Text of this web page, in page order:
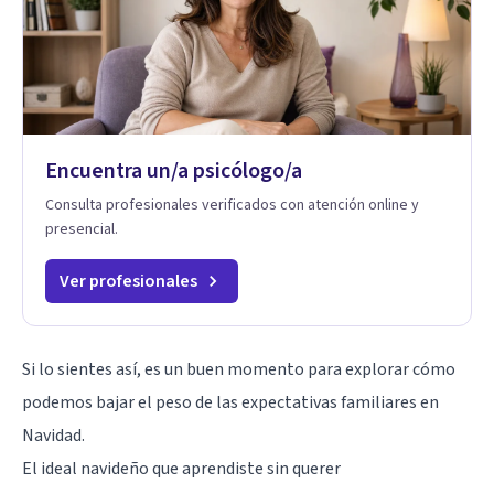
Encuentra un/a psicólogo/a
Consulta profesionales verificados con atención online y
presencial.
Ver profesionales
Si lo sientes así, es un buen momento para explorar cómo
podemos bajar el peso de las expectativas familiares en
Navidad.
El ideal navideño que aprendiste sin querer